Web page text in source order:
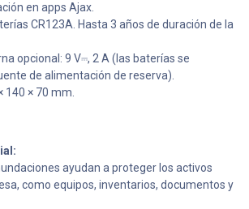
en apps Ajax.
CR123A. Hasta 3 años de duración de la
opcional: 9 V⎓, 2 A (las baterías se
de alimentación de reserva).
140 × 70 mm.
ayudan a proteger los activos
como equipos, inventarios, documentos y